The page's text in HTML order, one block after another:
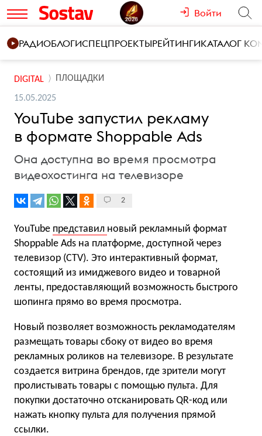
Войти
РАДИОБЛОГИСПЕЦПРОЕКТЫРЕЙТИНГИКАТАЛОГ
DIGITAL ПЛОЩАДКИ
15.05.2025
YouTube запустил рекламу
в формате Shoppable Ads
Она доступна во время просмотра
видеохостинга на телевизоре
2
YouTube представил новый рекламный формат
Shoppable Ads на платформе, доступной через
телевизор (CTV). Это интерактивный формат,
состоящий из имиджевого видео и товарной
ленты, предоставляющий возможность быстрого
шопинга прямо во время просмотра.
Новый позволяет возможность рекламодателям
размещать товары сбоку от видео во время
рекламных роликов на телевизоре. В результате
создается витрина брендов, где зрители могут
пролистывать товары с помощью пульта. Для
покупки достаточно отсканировать QR-код или
нажать кнопку пульта для получения прямой
ссылки.